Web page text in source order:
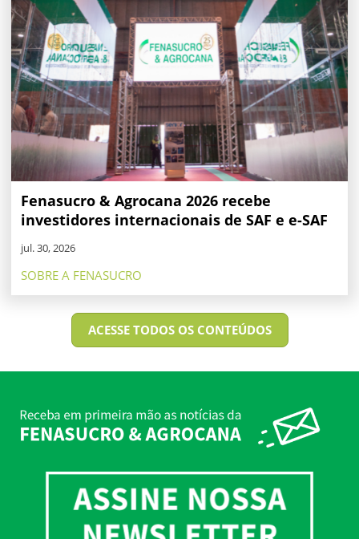
Fenasucro & Agrocana 2026 recebe
investidores internacionais de SAF e e-SAF
jul. 30, 2026
SOBRE A FENASUCRO
ACESSE TODOS OS CONTEÚDOS